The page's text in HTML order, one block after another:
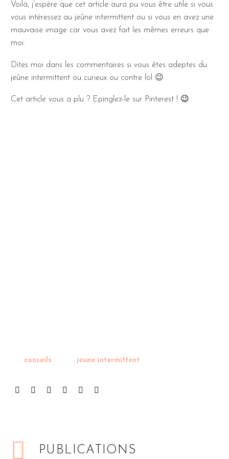
Voilà, j’espère que cet article aura pu vous être utile si vous
vous intéressez au jeûne intermittent ou si vous en avez une
mauvaise image car vous avez fait les mêmes erreurs que
moi.
Dites moi dans les commentaires si vous êtes adeptes du
jeûne intermittent ou curieux ou contre lol 😉
Cet article vous a plu ? Epinglez-le sur Pinterest ! 😉
conseils jeune intermittent
PUBLICATIONS